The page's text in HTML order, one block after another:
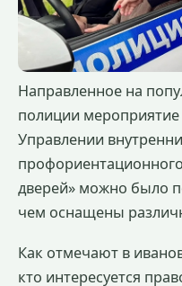
Направленное на
полиции
Управлении
дверей» можно было
чем оснащены
Как отмечают в
кто интересуется